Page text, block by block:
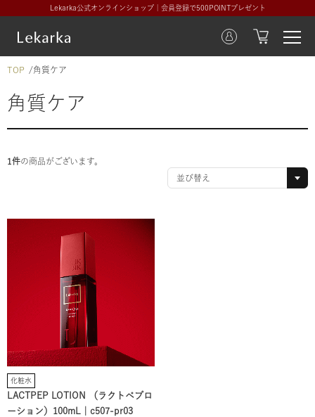
Lekarka公式オンラインショップ｜会員登録で500POINTプレゼント
TOP 角質ケア
角質ケア
1件の商品がございます。
化粧水
LACTPEP LOTION （ラクトペプロ
ーション）100mL｜c507-pr03